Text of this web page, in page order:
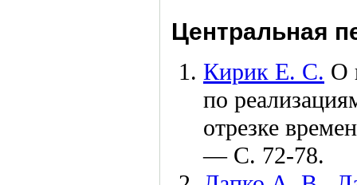
Центральная
Кирик Е. С. О
по
отрезке
— С. 72-78.